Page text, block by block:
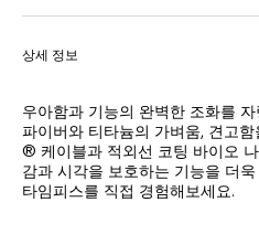
상세 정보
우아함과 기능의 완벽한 조화를
파이버와 티타늄의 가벼움, 견고
® 케이블과 적외선 코팅 바이오
감과 시각을 보호하는 기능을 더
타임피스를 직접 경험해보세요.